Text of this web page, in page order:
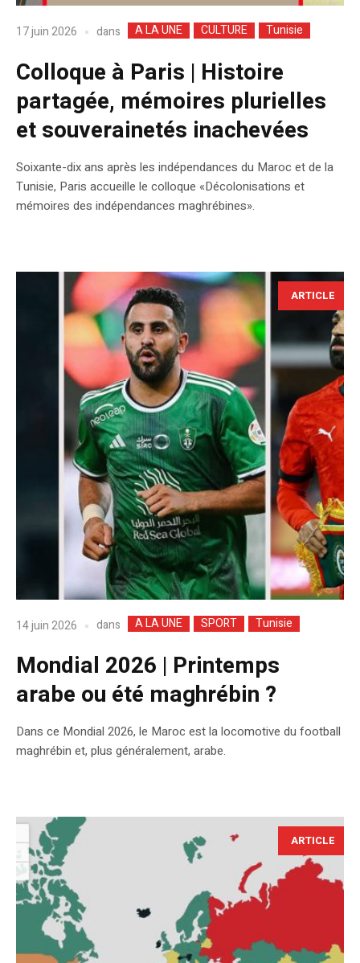
17 juin 2026 dans A LA UNE CULTURE Tunisie
Colloque à Paris | Histoire
partagée, mémoires plurielles
et souverainetés inachevées
Soixante-dix ans après les indépendances du Maroc et de la
Tunisie, Paris accueille le colloque «Décolonisations et
mémoires des indépendances maghrébines».
ARTICLE
14 juin 2026 dans A LA UNE SPORT Tunisie
Mondial 2026 | Printemps
arabe ou été maghrébin ?
Dans ce Mondial 2026, le Maroc est la locomotive du football
maghrébin et, plus généralement, arabe.
ARTICLE